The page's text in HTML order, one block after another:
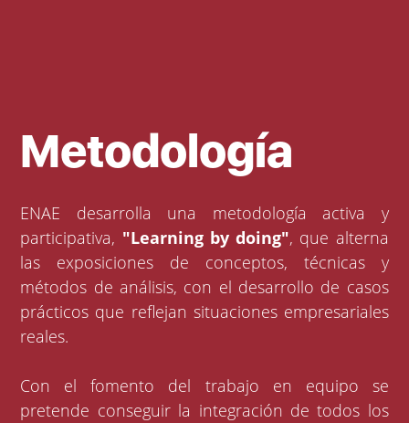
Metodología
ENAE desarrolla una metodología activa y
participativa, "Learning by doing", que alterna
las exposiciones de conceptos, técnicas y
métodos de análisis, con el desarrollo de casos
prácticos que reflejan situaciones empresariales
reales.
Con el fomento del trabajo en equipo se
pretende conseguir la integración de todos los